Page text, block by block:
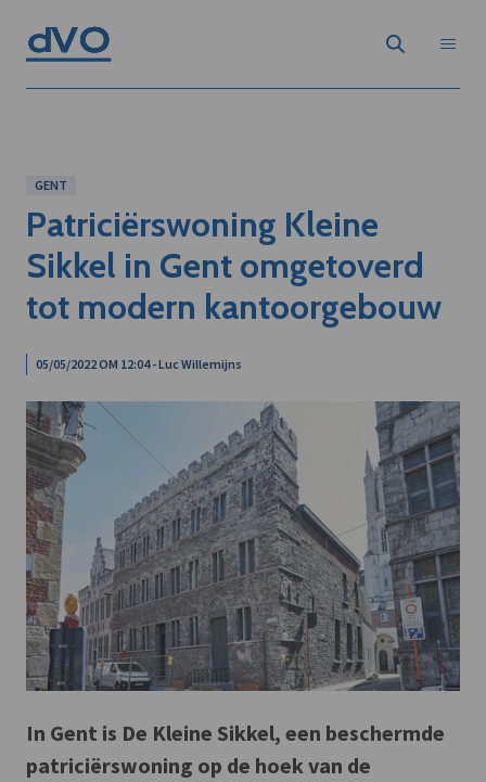
GENT
Patriciërswoning Kleine
Sikkel in Gent omgetoverd
tot modern kantoorgebouw
05/05/2022 OM 12:04 - Luc Willemijns
In Gent is De Kleine Sikkel, een beschermde
patriciërswoning op de hoek van de